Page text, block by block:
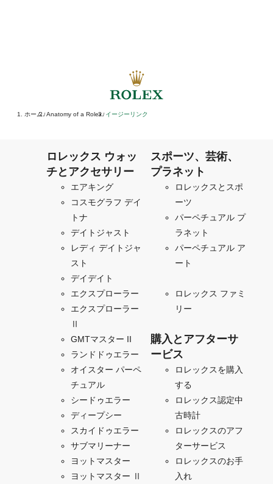
ホーム/ Anatomy of a Rolex/ イージーリンク
ロレックス ウォッ
チとアクセサリー
エアキング
コスモグラフ デイ
トナ
デイトジャスト
レディ デイトジャ
スト
デイデイト
エクスプローラー
エクスプローラー
Ⅱ
GMTマスター II
ランドドゥエラー
オイスター パーペ
チュアル
シードゥエラー
ディープシー
スカイドゥエラー
サブマリーナー
ヨットマスター
ヨットマスター Ⅱ
スポーツ、芸術、
プラネット
ロレックスとスポ
ーツ
パーペチュアル プ
ラネット
パーペチュアル ア
ート
ロレックス ファミ
リー
購入とアフターサ
ービス
ロレックスを購入
する
ロレックス認定中
古時計
ロレックスのアフ
ターサービス
ロレックスのお手
入れ